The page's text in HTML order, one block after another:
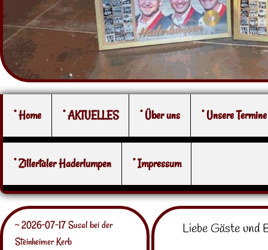
° Home ° AKTUELLES ° Über uns ° Unsere Termine
° Zillertaler Haderlumpen ° Impressum
~ 2026-07-17 Susal bei der
Steinheimer Kerb
Liebe Gäste und